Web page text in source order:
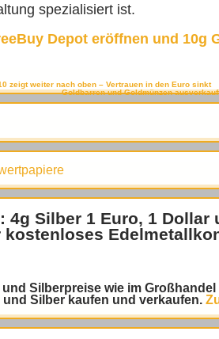
spezialisiert ist.
Depot eröffnen und 10g
zeigt weiter nach oben – Vertrauen in den Euro sinkt
Goldbarren und Goldmünzen
4g Silber 1 Euro, 1 Dollar
kostenloses
und Silberpreise wie im
und Silber kaufen und verkaufen.